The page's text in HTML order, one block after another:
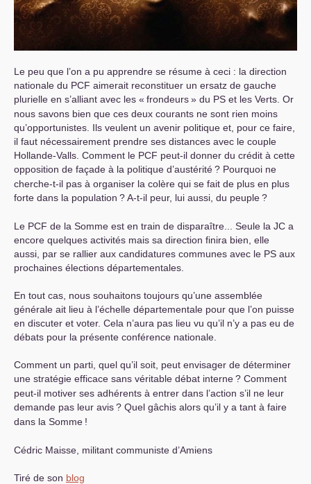
Le peu que l’on a pu apprendre se résume à ceci : la direction
nationale du PCF aimerait reconstituer un ersatz de gauche
plurielle en s’alliant avec les « frondeurs» du PS et les Verts. Or
nous savons bien que ces deux courants ne sont rien moins
qu’opportunistes. Ils veulent un avenir politique et, pour ce faire,
il faut nécessairement prendre ses distances avec le couple
Hollande-Valls. Comment le PCF peut-il donner du crédit à cette
opposition de façade à la politique d’austérité? Pourquoi ne
cherche-t-il pas à organiser la colère qui se fait de plus en plus
forte dans la population ? A-t-il peur, lui aussi, du peuple?
Le PCF de la Somme est en train de disparaître... Seule la JC a
encore quelques activités mais sa direction finira bien, elle
aussi, par se rallier aux candidatures communes avec le PS aux
prochaines élections départementales.
En tout cas, nous souhaitons toujours qu’une assemblée
générale ait lieu à l’échelle départementale pour que l’on puisse
en discuter et voter. Cela n’aura pas lieu vu qu’il n’y a pas eu de
débats pour la présente conférence nationale.
Comment un parti, quel qu’il soit, peut envisager de déterminer
une stratégie efficace sans véritable débat interne? Comment
peut-il motiver ses adhérents à entrer dans l’action s’il ne leur
demande pas leur avis? Quel gâchis alors qu’il y a tant à faire
dans la Somme !
Cédric Maisse, militant communiste d’Amiens
Tiré de son blog